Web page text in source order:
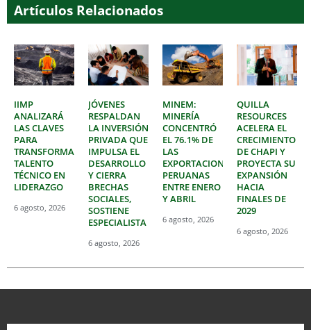
Artículos Relacionados
IIMP
ANALIZARÁ
LAS CLAVES
PARA
TRANSFORMAR
TALENTO
TÉCNICO EN
LIDERAZGO
6 agosto, 2026
JÓVENES
RESPALDAN
LA INVERSIÓN
PRIVADA QUE
IMPULSA EL
DESARROLLO
Y CIERRA
BRECHAS
SOCIALES,
SOSTIENE
ESPECIALISTA
6 agosto, 2026
MINEM:
MINERÍA
CONCENTRÓ
EL 76.1% DE
LAS
EXPORTACIONES
PERUANAS
ENTRE ENERO
Y ABRIL
6 agosto, 2026
QUILLA
RESOURCES
ACELERA EL
CRECIMIENTO
DE CHAPI Y
PROYECTA SU
EXPANSIÓN
HACIA
FINALES DE
2029
6 agosto, 2026